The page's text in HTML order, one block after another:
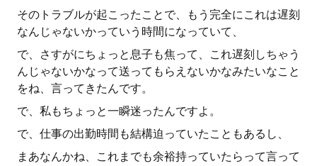
そのトラブルが起こったことで、もう完全にこれは遅刻
なんじゃないかっていう時間になっていて、
で、さすがにちょっと息子も焦って、これ遅刻しちゃう
んじゃないかなって送ってもらえないかなみたいなこと
をね、言ってきたんです。
で、私もちょっと一瞬迷ったんですよ。
で、仕事の出勤時間も結構迫っていたこともあるし、
まあなんかね、これまでも余裕持っていたらって言って